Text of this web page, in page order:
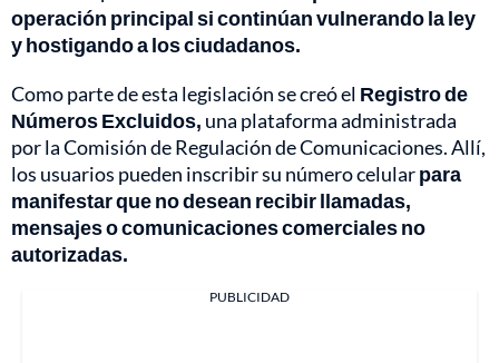
operación principal si continúan vulnerando la ley
y hostigando a los ciudadanos.
Como parte de esta legislación se creó el Registro de
Números Excluidos, una plataforma administrada
por la Comisión de Regulación de Comunicaciones. Allí,
los usuarios pueden inscribir su número celularpara
manifestar que no desean recibir llamadas,
mensajes o comunicaciones comerciales no
autorizadas.
PUBLICIDAD